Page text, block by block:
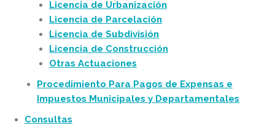
Licencia de Urbanización
Licencia de Parcelación
Licencia de Subdivisión
Licencia de Construcción
Otras Actuaciones
Procedimiento Para Pagos de Expensas e
Impuestos Municipales y Departamentales
Consultas